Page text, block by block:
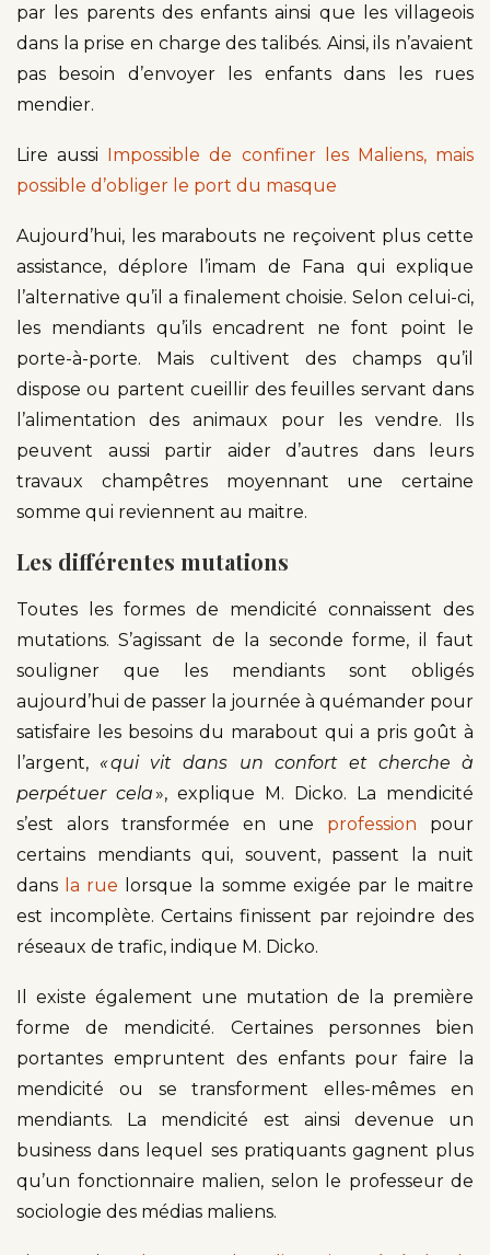
par les parents des enfants ainsi que les villageois
dans la prise en charge des talibés. Ainsi, ils n’avaient
pas besoin d’envoyer les enfants dans les rues
mendier.
Lire aussi Impossible de confiner les Maliens, mais
possible d’obliger le port du masque
Aujourd’hui, les marabouts ne reçoivent plus cette
assistance, déplore l’imam de Fana qui explique
l’alternative qu’il a finalement choisie. Selon celui-ci,
les mendiants qu’ils encadrent ne font point le
porte-à-porte. Mais cultivent des champs qu’il
dispose ou partent cueillir des feuilles servant dans
l’alimentation des animaux pour les vendre. Ils
peuvent aussi partir aider d’autres dans leurs
travaux champêtres moyennant une certaine
somme qui reviennent au maitre.
Les différentes mutations
Toutes les formes de mendicité connaissent des
mutations. S’agissant de la seconde forme, il faut
souligner que les mendiants sont obligés
aujourd’hui de passer la journée à quémander pour
satisfaire les besoins du marabout qui a pris goût à
l’argent, « qui vit dans un confort et cherche à
perpétuer cela», explique M. Dicko. La mendicité
s’est alors transformée en une profession pour
certains mendiants qui, souvent, passent la nuit
dans la rue
lorsque la somme exigée par le maitre
est incomplète. Certains finissent par rejoindre des
réseaux de trafic, indique M. Dicko.
Il existe également une mutation de la première
forme de mendicité. Certaines personnes bien
portantes empruntent des enfants pour faire la
mendicité ou se transforment elles-mêmes en
mendiants. La mendicité est ainsi devenue un
business dans lequel ses pratiquants gagnent plus
qu’un fonctionnaire malien, selon le professeur de
sociologie des médias maliens.